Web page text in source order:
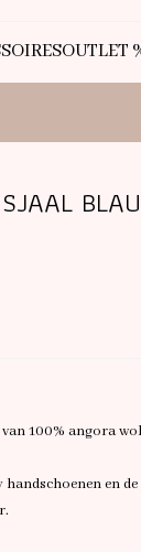
OUTLET
100% angora
handschoenen en